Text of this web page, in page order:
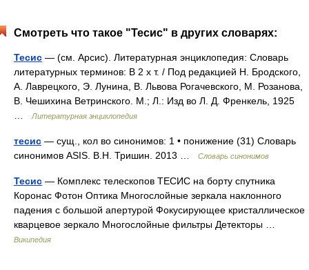
Смотреть что такое "Тесис" в других словарях:
Тесис — (см. Арсис). Литературная энциклопедия: Словарь
литературных терминов: В 2 х т. / Под редакцией Н. Бродского,
А. Лаврецкого, Э. Лунина, В. Львова Рогачевского, М. Розанова,
В. Чешихина Ветринского. М.; Л.: Изд во Л. Д. Френкель, 1925
Литературная энциклопедия
тесис — сущ., кол во синонимов: 1 • понижение (31) Словарь
синонимов ASIS. В.Н. Тришин. 2013 …
Словарь синонимов
Тесис — Комплекс телескопов ТЕСИС на борту спутника
Коронас Фотон Оптика Многослойные зеркала наклонного
падения с большой апертурой Фокусирующее кристаллическое
кварцевое зеркало Многослойные фильтры Детекторы …
Википедия